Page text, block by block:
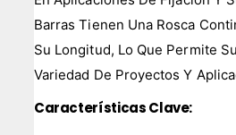
Barras Tienen Una Rosca
Su Longitud, Lo Que Permite
Variedad De Proyectos Y
Características Clave: